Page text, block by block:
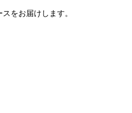
をお届けします。